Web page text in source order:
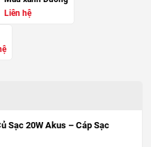
Liên hệ
Sạc 20W Akus – Cáp Sạc